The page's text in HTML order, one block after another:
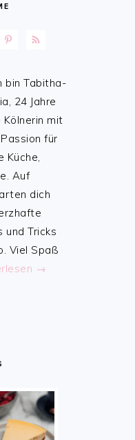
bin Tabitha-
24 Jahre
Kölnerin mit
für
Küche,
Auf
dich
und Tricks
Viel Spaß
→